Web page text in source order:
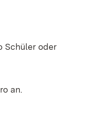
Schüler oder
an.